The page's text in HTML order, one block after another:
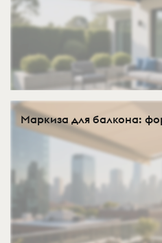
Маркиза для балкона: